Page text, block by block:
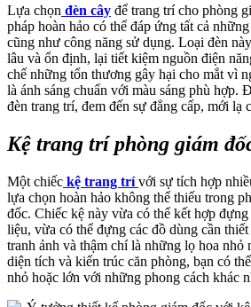
Lựa chọn đèn cây để trang trí cho phòng
pháp hoàn hảo có thể đáp ứng tất cả
cũng như công năng sử dụng. Loại đèn
lâu và ổn định, lại tiết kiệm nguồn điện
chế những tổn thương gây hại cho mắt vì
là ánh sáng chuẩn với màu sáng phù hợp.
đèn trang trí, đem đến sự đẳng cấp, mới lạ
Kệ trang trí phòng giám
Một chiếc kệ trang trí với sự tích hợp
lựa chọn hoàn hảo không thể thiếu trong
đốc. Chiếc kệ này vừa có thể kết hợp
liệu, vừa có thể đựng các đồ dùng cần
tranh ảnh và thậm chí là những lọ hoa nhỏ
diện tích và kiến trúc căn phòng, bạn có
nhỏ hoặc lớn với những phong cách khác